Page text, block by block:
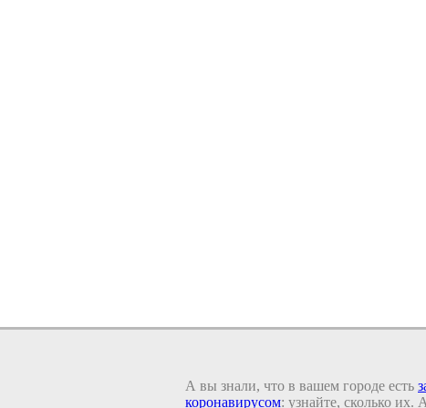
А вы знали, что в вашем городе есть
коронавирусом: узнайте, сколько их.